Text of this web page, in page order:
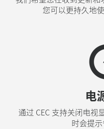
您可以更持久地
电
通过 CEC 支持关闭电视
时会提示